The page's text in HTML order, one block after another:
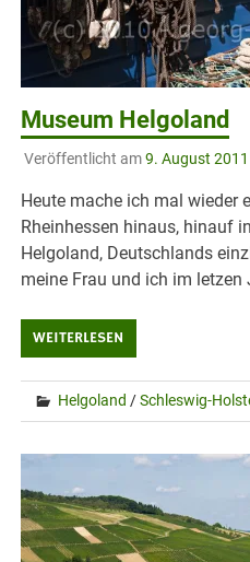
Museum Helgoland
Veröffentlicht am9. August 2011
Heute mache ich mal wieder
Rheinhessen hinaus, hinauf
Helgoland, Deutschlands
meine Frau und ich im letzen
WEITERLESEN
Helgoland /Schleswig-